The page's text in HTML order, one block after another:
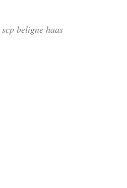
scp beligne haas